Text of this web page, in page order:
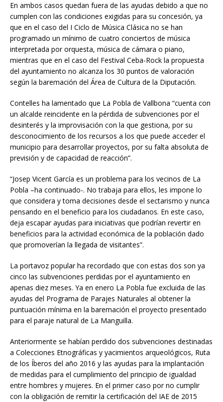
En ambos casos quedan fuera de las ayudas debido a que no
cumplen con las condiciones exigidas para su concesión, ya
que en el caso del I Ciclo de Música Clásica no se han
programado un mínimo de cuatro conciertos de música
interpretada por orquesta, música de cámara o piano,
mientras que en el caso del Festival Ceba-Rock la propuesta
del ayuntamiento no alcanza los 30 puntos de valoración
según la baremación del Área de Cultura de la Diputación.
Contelles ha lamentado que La Pobla de Vallbona “cuenta con
un alcalde reincidente en la pérdida de subvenciones por el
desinterés y la improvisación con la que gestiona, por su
desconocimiento de los recursos a los que puede acceder el
municipio para desarrollar proyectos, por su falta absoluta de
previsión y de capacidad de reacción”.
“Josep Vicent García es un problema para los vecinos de La
Pobla –ha continuado-. No trabaja para ellos, les impone lo
que considera y toma decisiones desde el sectarismo y nunca
pensando en el beneficio para los ciudadanos. En este caso,
deja escapar ayudas para iniciativas que podrían revertir en
beneficios para la actividad económica de la población dado
que promoverían la llegada de visitantes”.
La portavoz popular ha recordado que con estas dos son ya
cinco las subvenciones perdidas por el ayuntamiento en
apenas diez meses. Ya en enero La Pobla fue excluida de las
ayudas del Programa de Parajes Naturales al obtener la
puntuación mínima en la baremación el proyecto presentado
para el paraje natural de La Manguilla.
Anteriormente se habían perdido dos subvenciones destinadas
a Colecciones Etnográficas y yacimientos arqueológicos, Ruta
de los Íberos del año 2016 y las ayudas para la implantación
de medidas para el cumplimiento del principio de igualdad
entre hombres y mujeres. En el primer caso por no cumplir
con la obligación de remitir la certificación del IAE de 2015